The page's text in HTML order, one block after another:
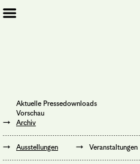
Mission
Institution
Impressum
Datenschutz
Unterstützer
Bookshop
Aktuelle Pressedownloads
Vorschau
Archiv
Ausstellungen Veranstaltungen